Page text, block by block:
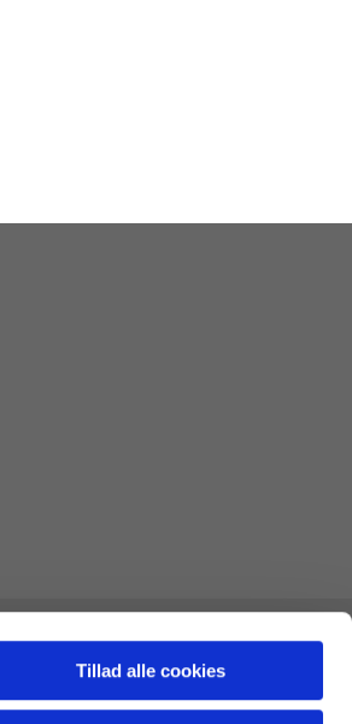
Tillad alle cookies